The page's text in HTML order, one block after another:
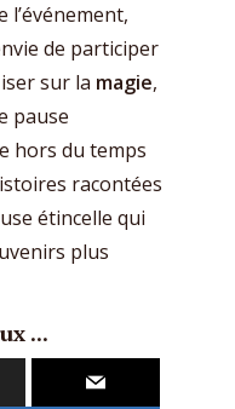
de participer
sur la magie,
pause
hors du temps
racontées
étincelle qui
plus
...